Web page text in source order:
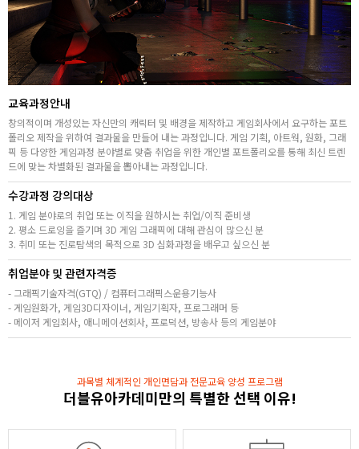
아카데미소개
지점별 홈페이지
교육과정안내
창의적이며 개성있는 자신만의 캐릭터 및 배경을 제작하고 게임회사에서 요구하는 포트
폴리오 제작을 위하여 결과물을 만들어 내는 과정입니다. 게임 기획, 아트웍, 원화, 그래
픽 등 다양한 게임과정 분야별로 맞춤 취업을 위한 개인별 포트폴리오를 통해 최신 트렌
드에 맞는 차별화된 결과물을 뽑아내는 과정입니다.
수강과정 강의대상
1. 게임 분야로의 취업 또는 이직을 원하시는 취업/이직 준비생
2. 평소 드로잉을 즐기며 3D 게임 그래픽에 대해 관심이 많으신 분
3. 취미 또는 진로탐색의 목적으로 3D 심화과정을 배우고 싶으신 분
취업분야 및 관련자격증
- 그래픽기술자격(GTQ) / 컴퓨터그래픽스운용기능사
- 게임원화가, 게임3D디자이너, 게임기획자, 프로그래머 등
- 메이저 게임회사, 애니메이션회사, 프로덕션, 방송사 등의 게임분야
과목별 체계적인 개인면담과 전문교육 양성 프로그램
더블유아카데미만의 특별한 선택 이유!